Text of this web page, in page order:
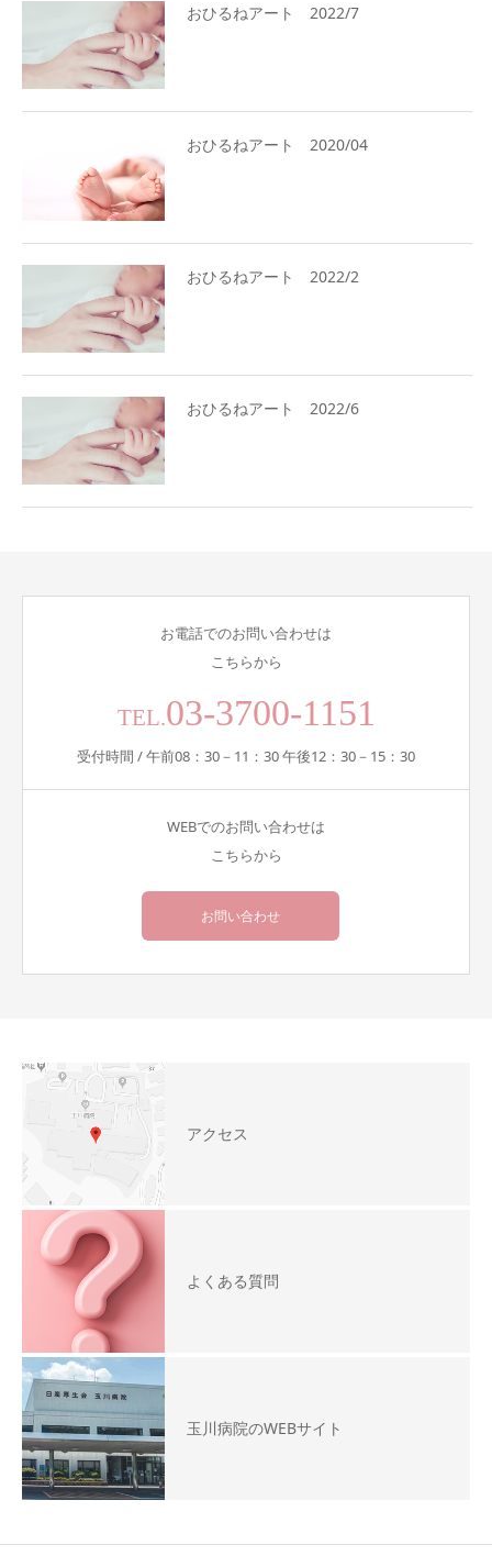
おひるねアート 2022/7
おひるねアート 2020/04
おひるねアート 2022/2
おひるねアート 2022/6
お電話でのお問い合わせは
こちらから
TEL.03-3700-1151
受付時間 / 午前08：30－11：30 午後12：30－15：30
WEBでのお問い合わせは
こちらから
お問い合わせ
アクセス
よくある質問
玉川病院のWEBサイト